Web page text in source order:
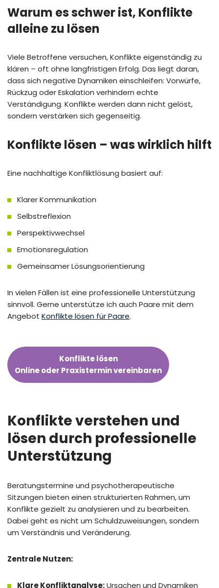
Warum es schwer ist, Konflikte
alleine zu lösen
Viele Betroffene versuchen, Konflikte eigenständig zu
klären – oft ohne langfristigen Erfolg. Das liegt daran,
dass sich negative Dynamiken einschleifen: Vorwürfe,
Rückzug oder Eskalation verhindern echte
Verständigung. Konflikte werden dann nicht gelöst,
sondern verstärken sich gegenseitig.
Konflikte lösen – was wirklich hilft
Eine nachhaltige Konfliktlösung basiert auf:
Klarer Kommunikation
Selbstreflexion
Perspektivwechsel
Emotionsregulation
Gemeinsamer Lösungsorientierung
In vielen Fällen ist eine professionelle Unterstützung
sinnvoll. Gerne unterstütze ich auch Paare mit dem
Angebot Konflikte lösen für Paare.
Konflikte lösen
Online oder Praxistermin vereinbaren
Konflikte verstehen und
lösen durch professionelle
Unterstützung
Beratungstermine und psychotherapeutische
Sitzungen bieten einen strukturierten Rahmen, um
Konflikte gezielt zu analysieren und zu bearbeiten.
Dabei geht es nicht um Schuldzuweisungen, sondern
um Verständnis und Veränderung.
Zentrale Nutzen:
Klare Konfliktanalyse:Ursachen und Dynamiken